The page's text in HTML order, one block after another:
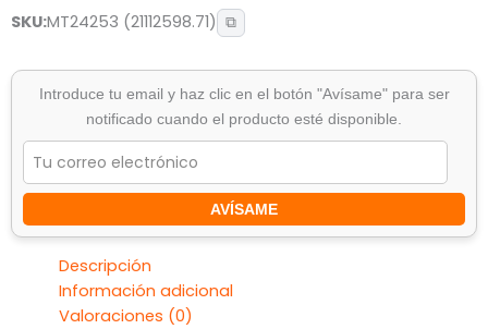
SKU:MT24253 (21112598.71) ⧉
Introduce tu email y haz clic en el botón "Avísame" para ser
notificado cuando el producto esté disponible.
AVÍSAME
Descripción
Información adicional
Valoraciones (0)